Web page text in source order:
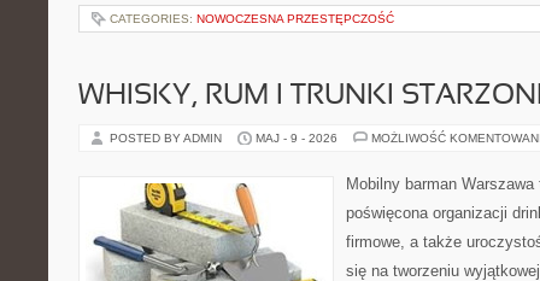
CATEGORIES: NOWOCZESNA PRZESTĘPCZOŚĆ
WHISKY, RUM I TRUNKI
POSTED BY ADMIN MAJ - 9 - 2026 MOŻLIWOŚĆ
Mobilny barman
poświęcona organizacji
firmowe, a także
się na tworzeniu